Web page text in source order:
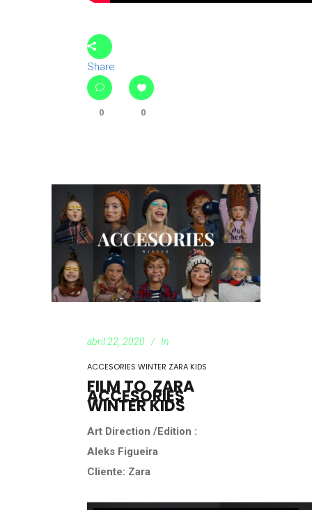
Share
0 0
abril 22, 2020 In
ACCESORIES WINTER ZARA KIDS
FILM TO ZARA
ACCESORIES
WINTER KIDS
Art Direction /Edition :
Aleks Figueira
Cliente: Zara